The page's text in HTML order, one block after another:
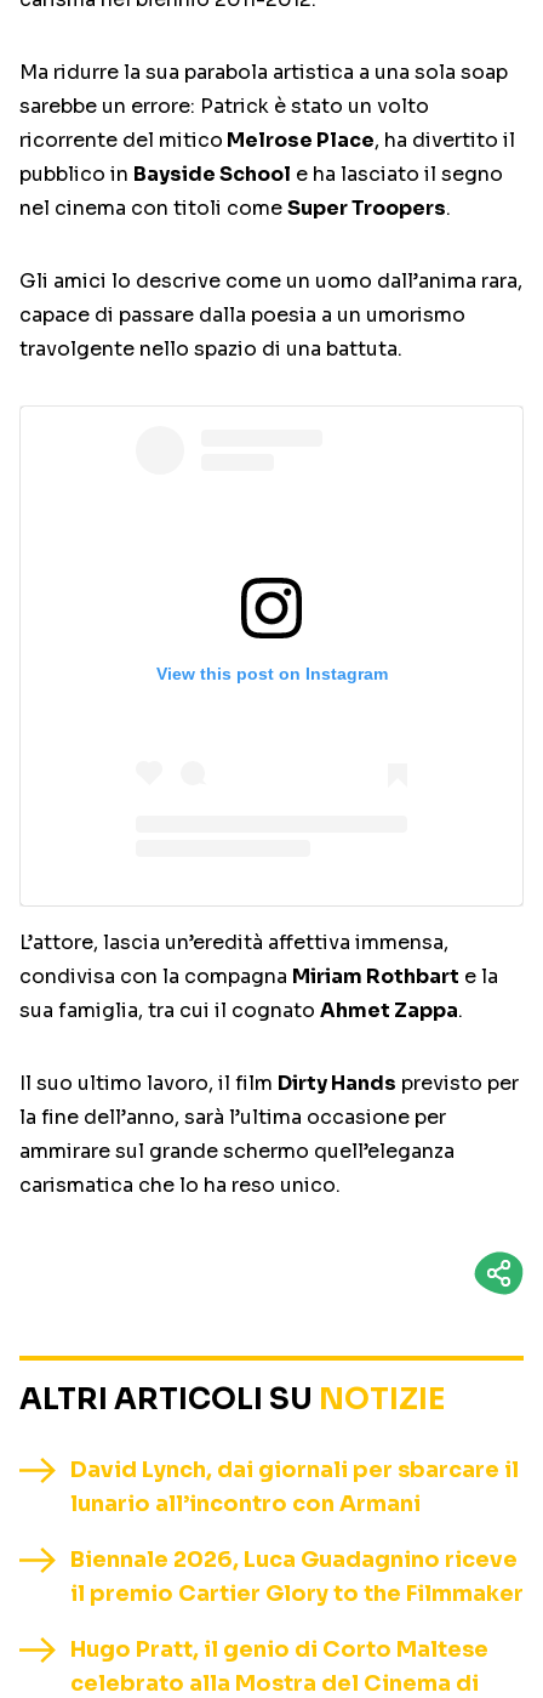
Ma ridurre la sua parabola artistica a una sola soap
sarebbe un errore: Patrick è stato un volto
ricorrente del mitico Melrose Place, ha divertito il
pubblico in Bayside School e ha lasciato il segno
nel cinema con titoli comeSuper Troopers.
Gli amici lo descrive come un uomo dall’anima rara,
capace di passare dalla poesia a un umorismo
travolgente nello spazio di una battuta.
View this post on Instagram
L’attore, lascia un’eredità affettiva immensa,
condivisa con la compagna Miriam Rothbart e la
sua famiglia, tra cui il cognato Ahmet Zappa.
Il suo ultimo lavoro, il film Dirty Hands previsto per
la fine dell’anno, sarà l’ultima occasione per
ammirare sul grande schermo quell’eleganza
carismatica che lo ha reso unico.
ALTRI ARTICOLI SU NOTIZIE
David Lynch, dai giornali per sbarcare il
lunario all’incontro con Armani
Biennale 2026, Luca Guadagnino riceve
il premio Cartier Glory to the Filmmaker
Hugo Pratt, il genio di Corto Maltese
celebrato alla Mostra del Cinema di